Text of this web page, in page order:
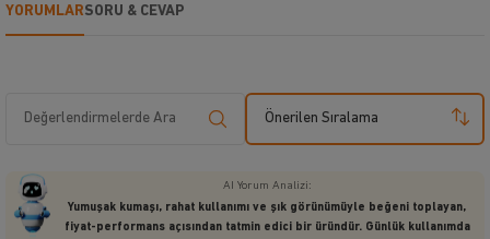
YORUMLARSORU & CEVAP
Önerilen Sıralama
AI Yorum Analizi:
Yumuşak kumaşı, rahat kullanımı ve şık görünümüyle beğeni toplayan,
fiyat-performans açısından tatmin edici bir üründür. Günlük kullanımda